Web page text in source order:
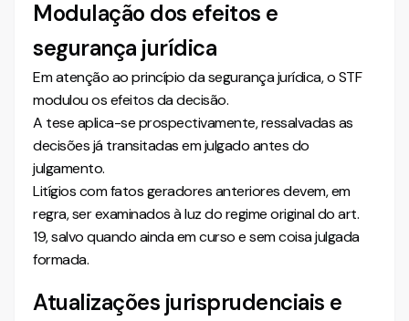
Modulação dos efeitos e
segurança jurídica
Em atenção ao princípio da segurança jurídica, o STF
modulou os efeitos da decisão.
A tese aplica-se prospectivamente, ressalvadas as
decisões já transitadas em julgado antes do
julgamento.
Litígios com fatos geradores anteriores devem, em
regra, ser examinados à luz do regime original do art.
19, salvo quando ainda em curso e sem coisa julgada
formada.
Atualizações jurisprudenciais e